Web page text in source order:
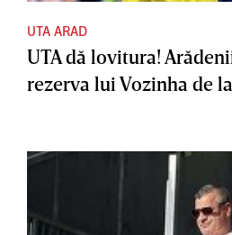
UTA ARAD
UTA dă lovitura!
rezerva lui Vozinha de